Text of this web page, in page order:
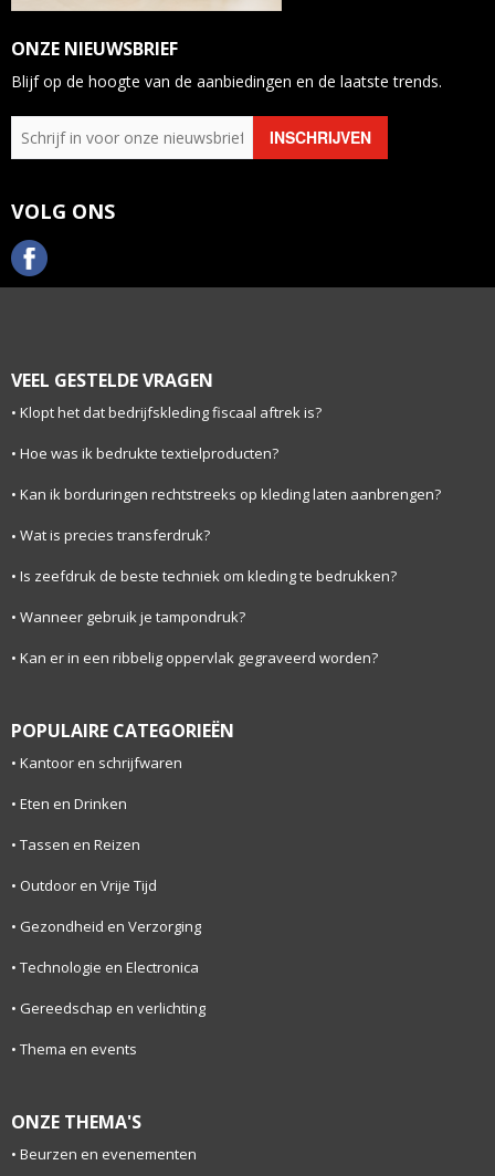
ONZE NIEUWSBRIEF
Blijf op de hoogte van de aanbiedingen en de laatste trends.
VOLG ONS
VEEL GESTELDE VRAGEN
Klopt het dat bedrijfskleding fiscaal aftrek is?
Hoe was ik bedrukte textielproducten?
Kan ik borduringen rechtstreeks op kleding laten aanbrengen?
Wat is precies transferdruk?
Is zeefdruk de beste techniek om kleding te bedrukken?
Wanneer gebruik je tampondruk?
Kan er in een ribbelig oppervlak gegraveerd worden?
POPULAIRE CATEGORIEËN
Kantoor en schrijfwaren
Eten en Drinken
Tassen en Reizen
Outdoor en Vrije Tijd
Gezondheid en Verzorging
Technologie en Electronica
Gereedschap en verlichting
Thema en events
ONZE THEMA'S
Beurzen en evenementen